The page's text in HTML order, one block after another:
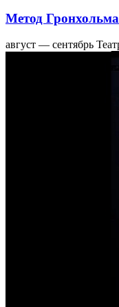
Метод Гронхольма
август — сентябрь